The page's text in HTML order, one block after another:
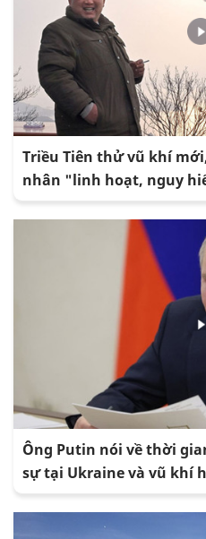
Triều Tiên thử vũ khí
nhân "linh hoạt, nguy
Ông Putin nói về thời
sự tại Ukraine và vũ khí